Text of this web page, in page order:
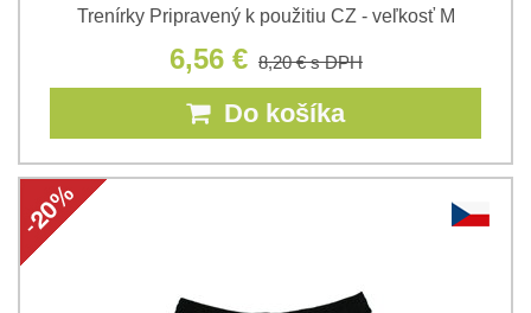
Trenírky Pripravený k použitiu CZ - veľkosť M
6,56 € 8,20 €s DPH
Do košíka